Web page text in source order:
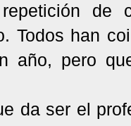
de
Todos han
año, pero
da ser el